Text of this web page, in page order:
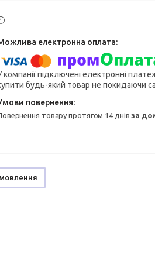
компанії підключені електронні
будь-який товар не покидаючи
повернення товару протягом 14 днівза